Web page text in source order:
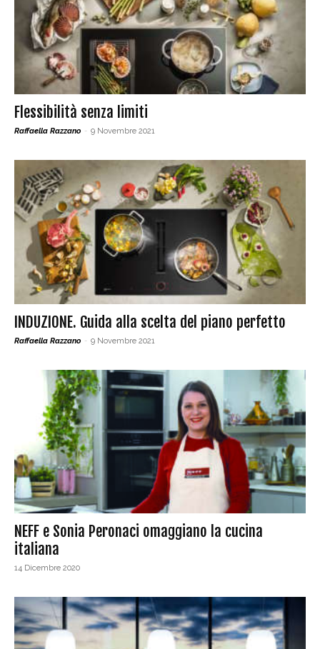
Flessibilità senza limiti
Raffaella Razzano - 9 Novembre 2021
INDUZIONE. Guida alla scelta del piano perfetto
Raffaella Razzano - 9 Novembre 2021
NEFF e Sonia Peronaci omaggiano la cucina
italiana
14 Dicembre 2020